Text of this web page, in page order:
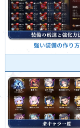
強い装備の作り方